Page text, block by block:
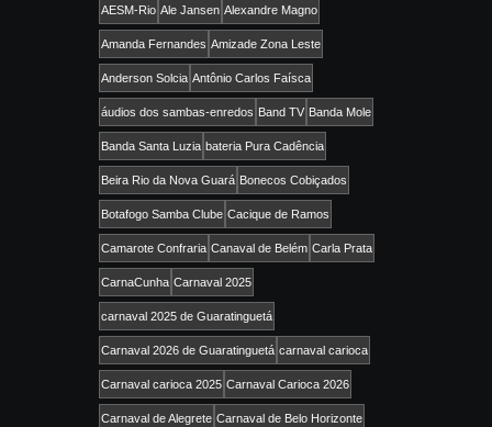
AESM-Rio Ale Jansen Alexandre Magno
Amanda Fernandes Amizade Zona Leste
Anderson Solcia Antônio Carlos Faísca
áudios dos sambas-enredos Band TV Banda Mole
Banda Santa Luzia bateria Pura Cadência
Beira Rio da Nova Guará Bonecos Cobiçados
Botafogo Samba Clube Cacique de Ramos
Camarote Confraria Canaval de Belém Carla Prata
CarnaCunha Carnaval 2025
carnaval 2025 de Guaratinguetá
Carnaval 2026 de Guaratinguetá carnaval carioca
Carnaval carioca 2025 Carnaval Carioca 2026
Carnaval de Alegrete Carnaval de Belo Horizonte